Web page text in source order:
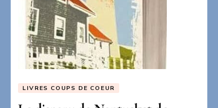
LIVRES COUPS DE COEUR